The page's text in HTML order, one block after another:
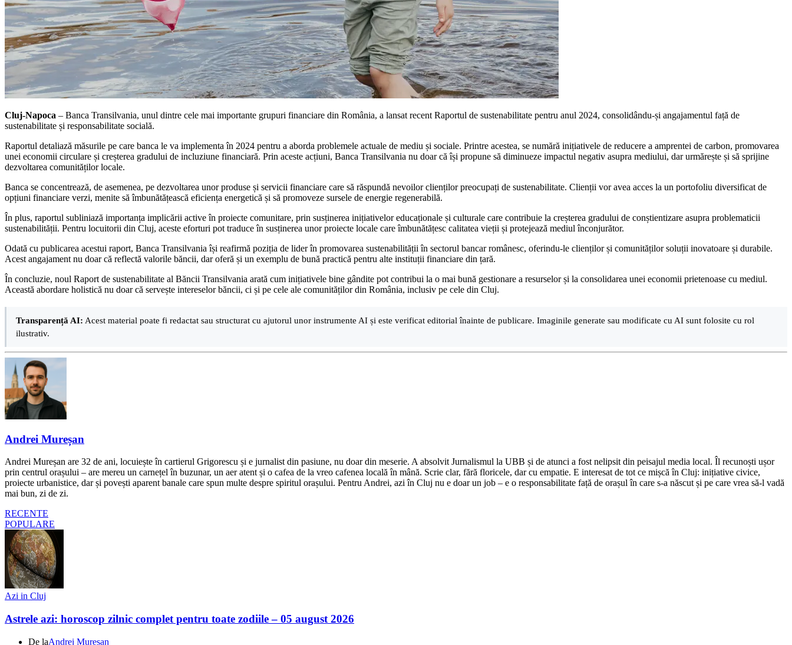
Cluj-Napoca – Banca Transilvania, unul dintre cele mai importante grupuri financiare din România, a lansat recent Raportul de sustenabilitate pentru anul 2024, consolidându-și angajamentul față de
sustenabilitate și responsabilitate socială.
Raportul detaliază măsurile pe care banca le va implementa în 2024 pentru a aborda problemele actuale de mediu și sociale. Printre acestea, se numără inițiativele de reducere a amprentei de carbon, promovarea
unei economii circulare și creșterea gradului de incluziune financiară. Prin aceste acțiuni, Banca Transilvania nu doar că își propune să diminueze impactul negativ asupra mediului, dar urmărește și să sprijine
dezvoltarea comunităților locale.
Banca se concentrează, de asemenea, pe dezvoltarea unor produse și servicii financiare care să răspundă nevoilor clienților preocupați de sustenabilitate. Clienții vor avea acces la un portofoliu diversificat de
opțiuni financiare verzi, menite să îmbunătățească eficiența energetică și să promoveze sursele de energie regenerabilă.
În plus, raportul subliniază importanța implicării active în proiecte comunitare, prin susținerea inițiativelor educaționale și culturale care contribuie la creșterea gradului de conștientizare asupra problematicii
sustenabilității. Pentru locuitorii din Cluj, aceste eforturi pot traduce în susținerea unor proiecte locale care îmbunătățesc calitatea vieții și protejează mediul înconjurător.
Odată cu publicarea acestui raport, Banca Transilvania își reafirmă poziția de lider în promovarea sustenabilității în sectorul bancar românesc, oferindu-le clienților și comunităților soluții inovatoare și durabile.
Acest angajament nu doar că reflectă valorile băncii, dar oferă și un exemplu de bună practică pentru alte instituții financiare din țară.
În concluzie, noul Raport de sustenabilitate al Băncii Transilvania arată cum inițiativele bine gândite pot contribui la o mai bună gestionare a resurselor și la consolidarea unei economii prietenoase cu mediul.
Această abordare holistică nu doar că servește intereselor băncii, ci și pe cele ale comunităților din România, inclusiv pe cele din Cluj.
Transparență AI: Acest material poate fi redactat sau structurat cu ajutorul unor instrumente AI și este verificat editorial înainte de publicare. Imaginile generate sau modificate cu AI sunt folosite cu rol
ilustrativ.
Andrei Mureșan
Andrei Mureșan are 32 de ani, locuiește în cartierul Grigorescu și e jurnalist din pasiune, nu doar din meserie. A absolvit Jurnalismul la UBB și de atunci a fost nelipsit din peisajul media local. Îl recunoști ușor
prin centrul orașului – are mereu un carnețel în buzunar, un aer atent și o cafea de la vreo cafenea locală în mână. Scrie clar, fără floricele, dar cu empatie. E interesat de tot ce mișcă în Cluj: inițiative civice,
proiecte urbanistice, dar și povești aparent banale care spun multe despre spiritul orașului. Pentru Andrei, azi în Cluj nu e doar un job – e o responsabilitate față de orașul în care s-a născut și pe care vrea să-l vadă
mai bun, zi de zi.
RECENTE
POPULARE
Azi in Cluj
Astrele azi: horoscop zilnic complet pentru toate zodiile – 05 august 2026
De laAndrei Mureșan